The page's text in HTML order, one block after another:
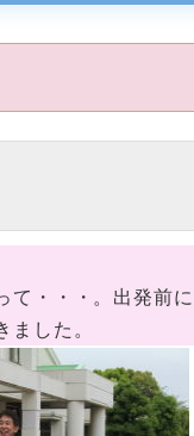
て・・・。出発前に
した。